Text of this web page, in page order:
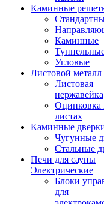
Каминные
Каминные
Угловые
Листовой металл
Листовая
нержавейка
Оцинковка
листах
Каминные
Чугунные
Стальные
Печи для сауны
Электрические
Блоки
для